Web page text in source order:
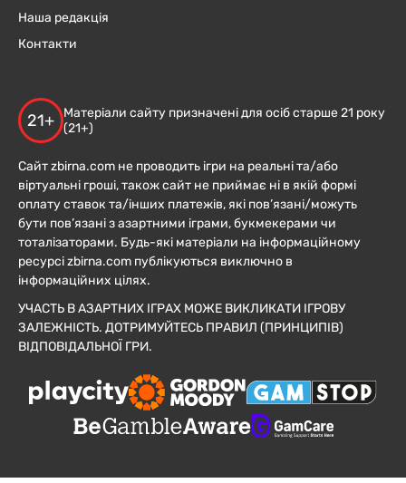
Наша редакція
Контакти
21+
Матеріали сайту призначені для осіб старше 21 року
(21+)
Сайт zbirna.com не проводить ігри на реальні та/або
віртуальні гроші, також сайт не приймає ні в якій формі
оплату ставок та/інших платежів, які пов’язані/можуть
бути пов’язані з азартними іграми, букмекерами чи
тоталізаторами. Будь-які матеріали на інформаційному
ресурсі zbirna.com публікуються виключно в
інформаційних цілях.
УЧАСТЬ В АЗАРТНИХ ІГРАХ МОЖЕ ВИКЛИКАТИ ІГРОВУ
ЗАЛЕЖНІСТЬ. ДОТРИМУЙТЕСЬ ПРАВИЛ (ПРИНЦИПІВ)
ВІДПОВІДАЛЬНОЇ ГРИ.